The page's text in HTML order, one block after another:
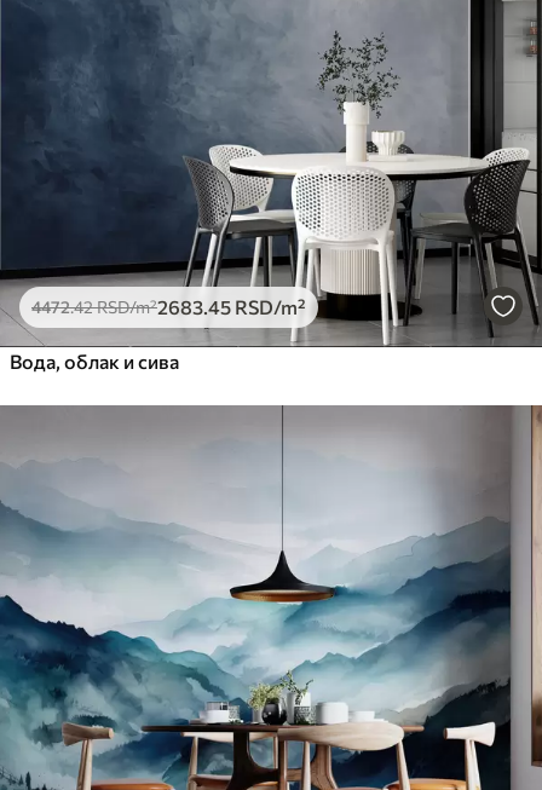
Премиум
RSD/m²
8166.674900.00RSD/m²
4472.42RSD/m²2683 .45 RSD/m²
Вода, облак и сива